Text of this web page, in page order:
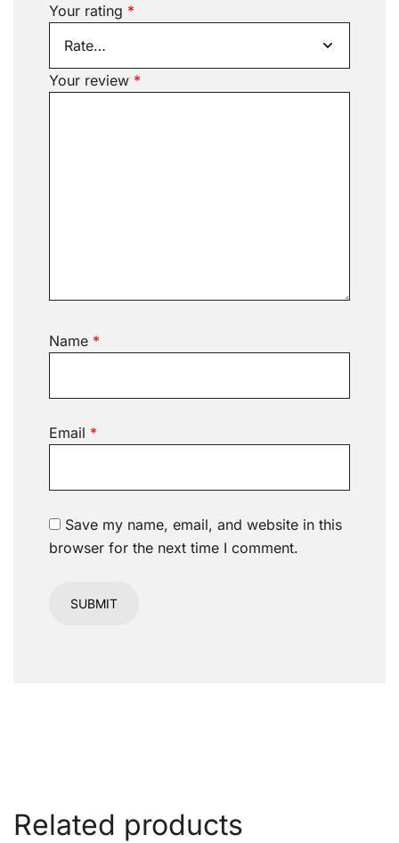
Your rating *
Your review *
Name *
Email *
Save my name, email, and website in this
browser for the next time I comment.
Related products